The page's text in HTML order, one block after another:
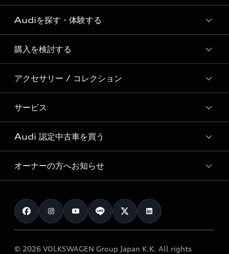
Audi ブランド
Story of Progress
Audi Sport
Formula 1®
デジタルサービス
Audiを探す・体験する
ディーラー検索
新車在庫検索
試乗車・展示車検索
見積り依頼
試乗予約
購入を検討する
モデル一覧
特別仕様モデル / 限定モデル
e-tronラインアップ
価格シミュレーション
車両比較
カタログ一覧
アクセサリー / コレクション
純正アクセサリー
オンラインショップ
Audi collection
アウディナビアプリ
サービス
サービス入庫予約
サービスプログラム
メンテナンス
車検 / 定期点検
e-tronアフターサポート
Audi 認定中古車を買う
Audi認定中古車
クオリティ
保証
メンテナンス
オーナーの方へお知らせ
お知らせ
オーナー様向けキャンペーン
© 2026 VOLKSWAGEN Group Japan K.K. All rights